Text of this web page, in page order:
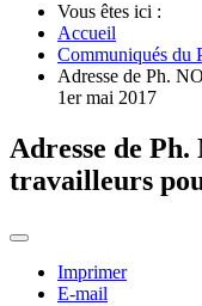
Vous êtes ici :
Accueil
Communiqués du
Adresse de Ph.
1er mai 2017
Adresse de
travailleurs
Imprimer
E-mail